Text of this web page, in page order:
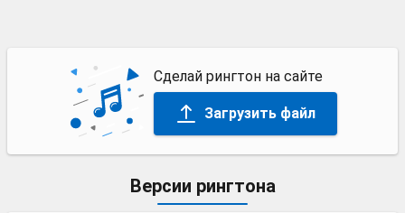
Сделай рингтон на сайте
Загрузить файл
Версии рингтона